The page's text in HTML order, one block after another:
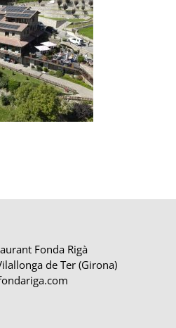
Fonda Rigà
de Ter (Girona)